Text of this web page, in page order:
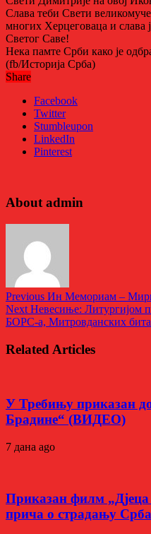
Слава теби Свети
многих Херцеговаца и слава
Светог Саве!
Нека памте Срби како је
(fb/Историја Срба)
Share
Facebook
Twitter
Stumbleupon
LinkedIn
Pinterest
About admin
Previous Ин Мемориам –
Next Невесиње: Литургијом
БОРС-а, Митровданских
Related Articles
У Требињу приказан
Брадине“ (ВИДЕО)
7 дана ago
Приказан филм „Дјеца
прича о страдању